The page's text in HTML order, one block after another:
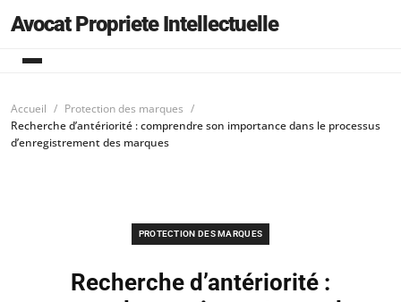
Avocat Propriete Intellectuelle
Accueil
Protection des marques
Recherche d’antériorité : comprendre son importance dans le processus
d’enregistrement des marques
PROTECTION DES MARQUES
Recherche d’antériorité :